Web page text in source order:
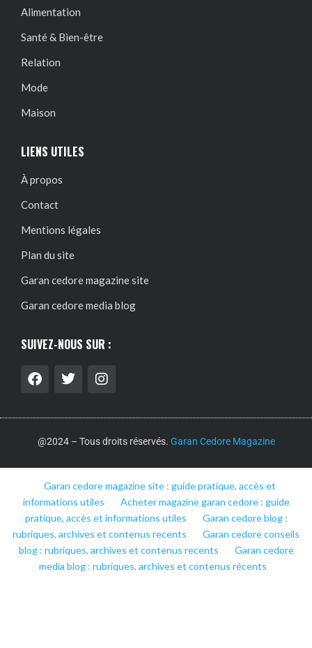
Alimentation
Santé & Bien-être
Relation
Mode
Maison
LIENS UTILES
À propos
Contact
Mentions légales
Plan du site
Garan cedore magazine site
Garan cedore media blog
SUIVEZ-NOUS SUR :
@2024 – Tous droits réservés. Garan Cedore Magazine
Garan cedore magazine site : guide pratique, accès et
informations utiles
Acheter magazine garan cedore : guide
pratique, accès et informations utiles
Garan cedore blog :
rubriques, archives et contenus recents
Garan cedore conseils
blog : rubriques, archives et contenus recents
Garan cedore
media blog : rubriques, archives et contenus récents